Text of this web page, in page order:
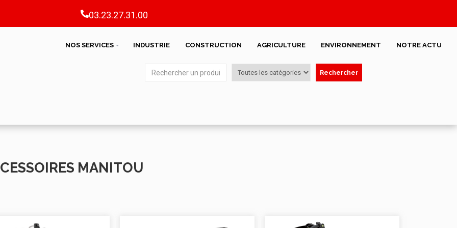
03.23.27.31.00
NOS SERVICES INDUSTRIE CONSTRUCTION AGRICULTURE ENVIRONNEMENT NOTRE ACTU
Rechercher
MANITOU